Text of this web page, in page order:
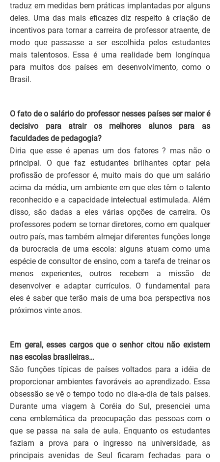
traduz em medidas bem práticas implantadas por alguns
deles. Uma das mais eficazes diz respeito à criação de
incentivos para tornar a carreira de professor atraente, de
modo que passasse a ser escolhida pelos estudantes
mais talentosos. Essa é uma realidade bem longínqua
para muitos dos países em desenvolvimento, como o
Brasil.
O fato de o salário do professor nesses países ser maior é
decisivo para atrair os melhores alunos para as
faculdades de pedagogia?
Diria que esse é apenas um dos fatores ? mas não o
principal. O que faz estudantes brilhantes optar pela
profissão de professor é, muito mais do que um salário
acima da média, um ambiente em que eles têm o talento
reconhecido e a capacidade intelectual estimulada. Além
disso, são dadas a eles várias opções de carreira. Os
professores podem se tornar diretores, como em qualquer
outro país, mas também almejar diferentes funções longe
da burocracia de uma escola: alguns atuam como uma
espécie de consultor de ensino, com a tarefa de treinar os
menos experientes, outros recebem a missão de
desenvolver e adaptar currículos. O fundamental para
eles é saber que terão mais de uma boa perspectiva nos
próximos vinte anos.
Em geral, esses cargos que o senhor citou não existem
nas escolas brasileiras…
São funções típicas de países voltados para a idéia de
proporcionar ambientes favoráveis ao aprendizado. Essa
obsessão se vê o tempo todo no dia-a-dia de tais países.
Durante uma viagem à Coréia do Sul, presenciei uma
cena emblemática da preocupação das pessoas com o
que se passa na sala de aula. Enquanto os estudantes
faziam a prova para o ingresso na universidade, as
principais avenidas de Seul ficaram fechadas para o